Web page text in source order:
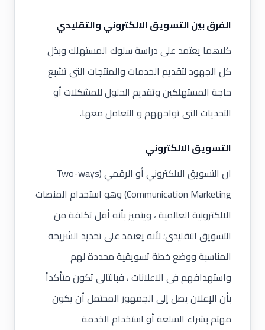
الفرق بين التسويق الالكتروني والتقليدي
كلاهما يعتمد على دراسة سلوك المستهلك وبذل
كل الجهود لتقديم الخدمات والمنتجات التى تشبع
حاجة المستهلكين وتقديم الحلول للمشكلات أو
التحديات التى تواجههم و التعامل معها.
التسويق الالكتروني
ان التسويق الالكتروني أو الرقمي (Two-ways
Communication Marketing) وهو استخدام المنصات
الالكترونية العالمية ، ويتميز بأنه أقل تكلفة من
التسويق التقليدي؛ لأنه يعتمد علىتحديد الشريحة
المناسبة ووضع خطة تسويقية محددةلهم
واستهدافهم فى الاعلانات ، فبالتالى تكون متأكداً
بأن الإعلان يصل إلى الجمهور المحتمل أن يكون
مهتم بشراء السلعة أو استخدام الخدمة